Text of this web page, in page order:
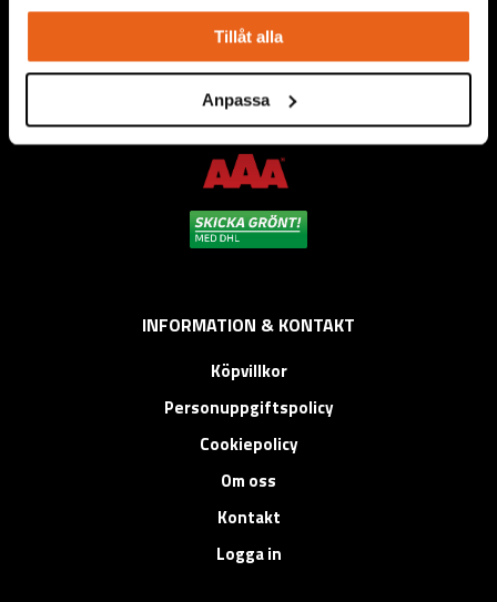
Tillåt alla
Anpassa
Vi levererar högkvalitativa ”produkter för proffs”, under
eget varumärke, med fokus på problemlösning inom service,
montage, bygg, anläggning, underhåll, reparation och
installation.
INFORMATION & KONTAKT
Köpvillkor
Personuppgiftspolicy
Cookiepolicy
Om oss
Kontakt
Logga in